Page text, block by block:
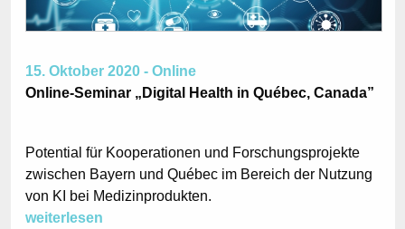
15. Oktober 2020 - Online
Online-Seminar „Digital Health in Québec, Canada”
Potential für Kooperationen und Forschungsprojekte
zwischen Bayern und Québec im Bereich der Nutzung
von KI bei Medizinprodukten.
weiterlesen